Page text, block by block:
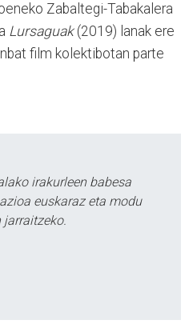
Zabaltegi-Tabakalera
Lursaguak(2019) lanak ere
film kolektibotan parte
irakurleen babesa
euskaraz eta modu